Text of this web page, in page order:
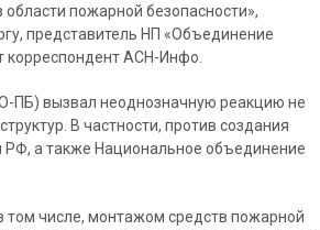
пожарной безопасности»,
представитель НП «Объединение
корреспондент АСН-Инфо.
ПБ) вызвал неоднозначную реакцию не
В частности, против создания
а также Национальное объединение
том числе, монтажом средств пожарной